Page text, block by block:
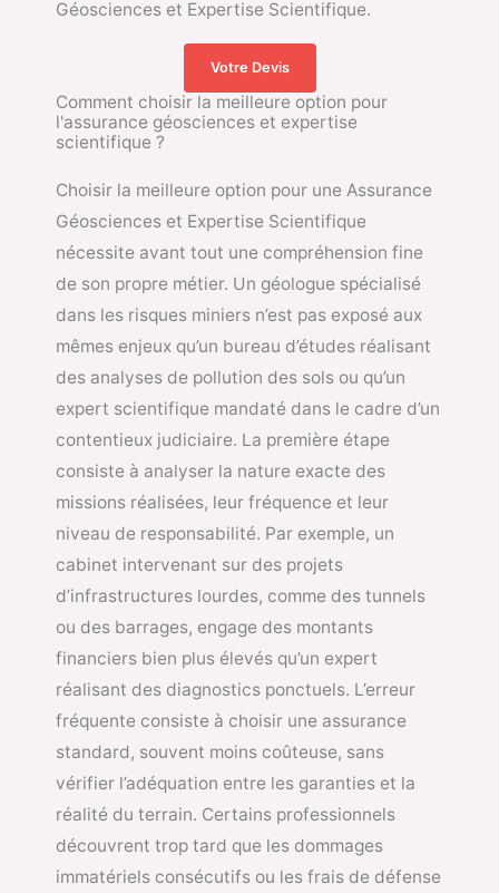
Géosciences et Expertise Scientifique.
Votre Devis
Comment choisir la meilleure option pour
l'assurance géosciences et expertise
scientifique ?
Choisir la meilleure option pour une Assurance
Géosciences et Expertise Scientifique
nécessite avant tout une compréhension fine
de son propre métier. Un géologue spécialisé
dans les risques miniers n’est pas exposé aux
mêmes enjeux qu’un bureau d’études réalisant
des analyses de pollution des sols ou qu’un
expert scientifique mandaté dans le cadre d’un
contentieux judiciaire. La première étape
consiste à analyser la nature exacte des
missions réalisées, leur fréquence et leur
niveau de responsabilité. Par exemple, un
cabinet intervenant sur des projets
d’infrastructures lourdes, comme des tunnels
ou des barrages, engage des montants
financiers bien plus élevés qu’un expert
réalisant des diagnostics ponctuels. L’erreur
fréquente consiste à choisir une assurance
standard, souvent moins coûteuse, sans
vérifier l’adéquation entre les garanties et la
réalité du terrain. Certains professionnels
découvrent trop tard que les dommages
immatériels consécutifs ou les frais de défense